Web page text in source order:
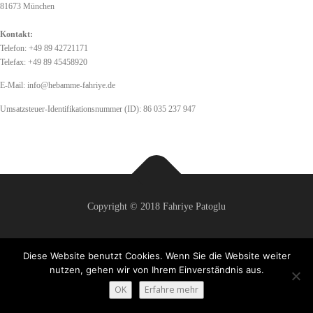
81673 München
Kontakt:
Telefon: +49 89 42721171
Telefax: +49 89 45458920
E-Mail: info@hebamme-fahriye.de
Umsatzsteuer-Identifikationsnummer (ID): 86 035 237 947
Copyright © 2018 Fahriye Patoglu
Diese Website benutzt Cookies. Wenn Sie die Website weiter
nutzen, gehen wir von Ihrem Einverständnis aus.
OK Erfahre mehr